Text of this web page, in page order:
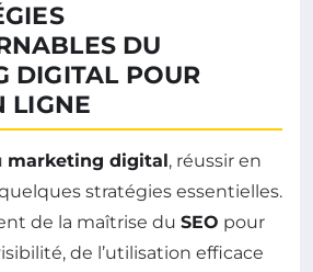
DU
DIGITAL POUR
LIGNE
marketing digital, réussir en
stratégies essentielles.
de la maîtrise du SEO pour
de l’utilisation efficace